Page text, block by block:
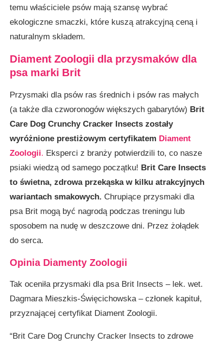
temu właściciele psów mają szansę wybrać
ekologiczne smaczki, które kuszą atrakcyjną ceną i
naturalnym składem.
Diament Zoologii dla przysmaków dla
psa marki Brit
Przysmaki dla psów ras średnich i psów ras małych
(a także dla czworonogów większych gabarytów) Brit
Care Dog Crunchy Cracker Insects zostały
wyróżnione prestiżowym certyfikatem Diament
Zoologii. Eksperci z branży potwierdzili to, co nasze
psiaki wiedzą od samego początku! Brit Care Insects
to świetna, zdrowa przekąska w kilku atrakcyjnych
wariantach smakowych. Chrupiące przysmaki dla
psa Brit mogą być nagrodą podczas treningu lub
sposobem na nudę w deszczowe dni. Przez żołądek
do serca.
Opinia Diamenty Zoologii
Tak oceniła przysmaki dla psa Brit Insects – lek. wet.
Dagmara Mieszkis-Święcichowska – członek kapituł,
przyznającej certyfikat Diament Zoologii.
“Brit Care Dog Crunchy Cracker Insects to zdrowe